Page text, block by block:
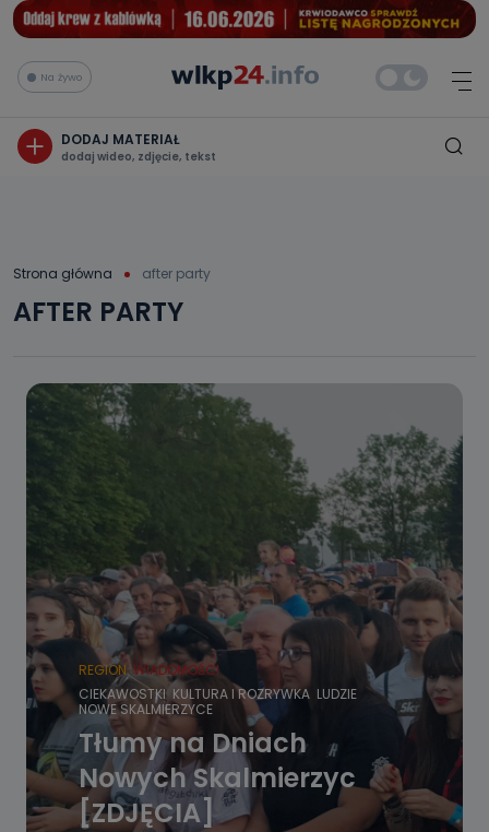
Na żywo
DODAJ MATERIAŁ
dodaj wideo, zdjęcie, tekst
Strona główna after party
AFTER PARTY
REGION WIADOMOŚCI
CIEKAWOSTKI KULTURA I ROZRYWKA LUDZIE
NOWE SKALMIERZYCE
Tłumy na Dniach
Nowych Skalmierzyc
[ZDJĘCIA]